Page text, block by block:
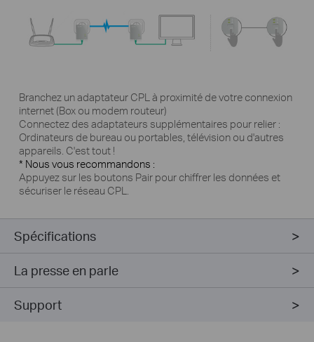
Branchez un adaptateur CPL à proximité de votre connexion
internet (Box ou modem routeur)
Connectez des adaptateurs supplémentaires pour relier :
Ordinateurs de bureau ou portables, télévision ou d'autres
appareils. C'est tout !
* Nous vous recommandons :
Appuyez sur les boutons Pair pour chiffrer les données et
sécuriser le réseau CPL.
Spécifications
La presse en parle
Support